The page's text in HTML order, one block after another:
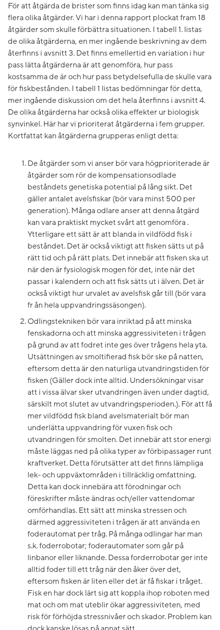
För att åtgärda de brister som finns idag kan man tänka sig
flera olika åtgärder. Vi har i denna rapport plockat fram 18
åtgärder som skulle förbättra situationen. I tabell 1. listas
de olika åtgärderna, en mer ingående beskrivning av dem
återfinns i avsnitt 3. Det finns emellertid en variation i hur
pass lätta åtgärderna är att genomföra, hur pass
kostsamma de är och hur pass betydelsefulla de skulle vara
för fiskbestånden. I tabell 1 listas bedömningar för detta,
mer ingående diskussion om det hela återfinns i avsnitt 4.
De olika åtgärderna har också olika effekter ur biologisk
synvinkel. Här har vi prioriterat åtgärderna i fem grupper.
Kortfattat kan åtgärderna grupperas enligt detta:
De åtgärder som vi anser bör vara högprioriterade är
åtgärder som rör de kompensationsodlade
beståndets genetiska potential på lång sikt. Det
gäller antalet avelsfiskar (bör vara minst 500 per
generation). Många odlare anser att denna åtgärd
kan vara praktiskt mycket svårt att genomföra .
Ytterligare ett sätt är att blanda in vildfödd fisk i
beståndet. Det är också viktigt att fisken sätts ut på
rätt tid och på rätt plats. Det innebär att fisken ska ut
när den är fysiologisk mogen för det, inte när det
passar i kalendern och att fisk sätts ut i älven. Det är
också viktigt hur urvalet av avelsfisk går till (bör vara
fr ån hela uppvandringssäsongen).
Odlingstekniken bör vara inriktad på att minska
fenskadorna och att minska aggressiviteten i trågen
på grund av att fodret inte ges över trågens hela yta.
Utsättningen av smoltifierad fisk bör ske på natten,
eftersom detta är den naturliga utvandringstiden för
fisken (Gäller dock inte alltid. Undersökningar visar
att i vissa älvar sker utvandringen även under dagtid,
särskilt mot slutet av utvandringsperioden.). För att få
mer vildfödd fisk bland avelsmaterialt bör man
underlätta uppvandring för vuxen fisk och
utvandringen för smolten. Det innebär att stor energi
måste läggas ned på olika typer av förbipassager runt
kraftverket. Detta förutsätter att det finns lämpliga
lek- och uppväxtområden i tillräcklig omfattning.
Detta kan dock innebära att förodningar och
föreskrifter måste ändras och/eller vattendomar
omförhandlas. Ett sätt att minska stressen och
därmed aggressiviteten i trågen är att använda en
foderautomat per tråg. På många odlingar har man
s.k. foderrobotar; foderautomater som går på
linbanor eller liknande. Dessa forderrobotar ger inte
alltid foder till ett tråg när den åker över det,
eftersom fisken är liten eller det är få fiskar i tråget.
Fisk en har dock lärt sig att koppla ihop roboten med
mat och om mat uteblir ökar aggressiviteten, med
risk för förhöjda stressnivåer och skador. Problem kan